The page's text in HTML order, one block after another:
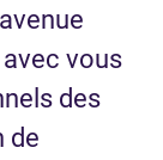
vous
des
de